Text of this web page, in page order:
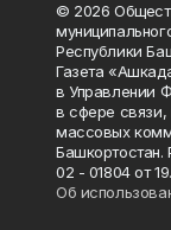
© 2026
Республики
Газета
в Управлении
в сфере связи,
массовых
02 - 01804 от
Об